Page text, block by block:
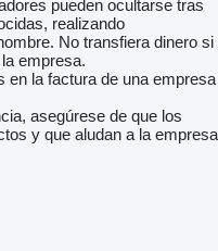
pueden ocultarse tras
realizando
No transfiera dinero si
empresa.
en la factura de una empresa
asegúrese de que los
y que aludan a la empresa